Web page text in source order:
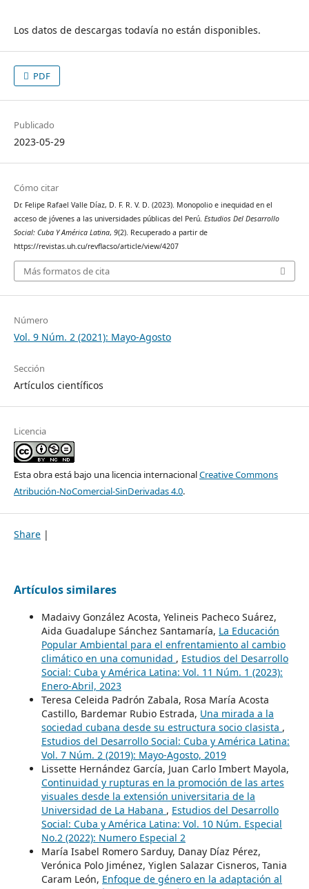
Los datos de descargas todavía no están disponibles.
PDF
Publicado
2023-05-29
Cómo citar
Dr. Felipe Rafael Valle Díaz, D. F. R. V. D. (2023). Monopolio e inequidad en el
acceso de jóvenes a las universidades públicas del Perú. Estudios Del Desarrollo
Social: Cuba Y América Latina, 9(2). Recuperado a partir de
https://revistas.uh.cu/revflacso/article/view/4207
Más formatos de cita
Número
Vol. 9 Núm. 2 (2021): Mayo-Agosto
Sección
Artículos científicos
Licencia
Esta obra está bajo una licencia internacionalCreative Commons
Atribución-NoComercial-SinDerivadas 4.0.
Share |
Artículos similares
Madaivy González Acosta, Yelineis Pacheco Suárez,
Aida Guadalupe Sánchez Santamaría, La Educación
Popular Ambiental para el enfrentamiento al cambio
climático en una comunidad , Estudios del Desarrollo
Social: Cuba y América Latina: Vol. 11 Núm. 1 (2023):
Enero-Abril, 2023
Teresa Celeida Padrón Zabala, Rosa María Acosta
Castillo, Bardemar Rubio Estrada, Una mirada a la
sociedad cubana desde su estructura socio clasista ,
Estudios del Desarrollo Social: Cuba y América Latina:
Vol. 7 Núm. 2 (2019): Mayo-Agosto, 2019
Lissette Hernández García, Juan Carlo Imbert Mayola,
Continuidad y rupturas en la promoción de las artes
visuales desde la extensión universitaria de la
Universidad de La Habana , Estudios del Desarrollo
Social: Cuba y América Latina: Vol. 10 Núm. Especial
No.2 (2022): Numero Especial 2
María Isabel Romero Sarduy, Danay Díaz Pérez,
Verónica Polo Jiménez, Yiglen Salazar Cisneros, Tania
Caram León, Enfoque de género en la adaptación al